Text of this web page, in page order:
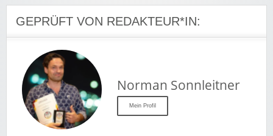
GEPRÜFT VON REDAKTEUR*IN:
Norman Sonnleitner
Mein Profil